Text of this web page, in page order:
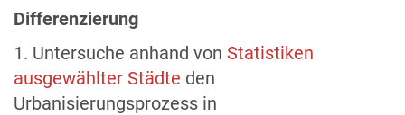
Differenzierung
1. Untersuche anhand von Statistiken
ausgewählter Städte den
Urbanisierungsprozess in